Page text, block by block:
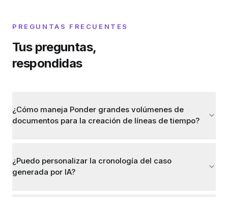
PREGUNTAS FRECUENTES
Tus preguntas,
respondidas
¿Cómo maneja Ponder grandes volúmenes de
documentos para la creación de líneas de tiempo?
¿Puedo personalizar la cronología del caso
generada por IA?